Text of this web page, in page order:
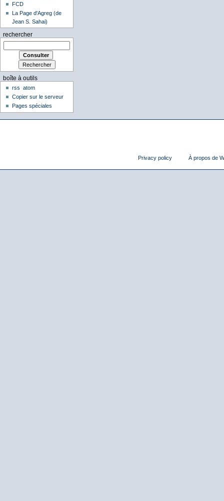
FCD
La Page d'Agreg (de
Jean S. Sahai)
rechercher
boîte à outils
rss
atom
Copier sur le serveur
Pages spéciales
Privacy policy À propos de